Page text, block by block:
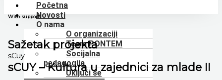
Početna
Novosti
O nama
O organizaciji
Team PONTEM
Socijalna
pedagogija
Uključi se
With support:
Sažetak projekta
sCuy
sCUY – Kultura u zajednici za mlade II